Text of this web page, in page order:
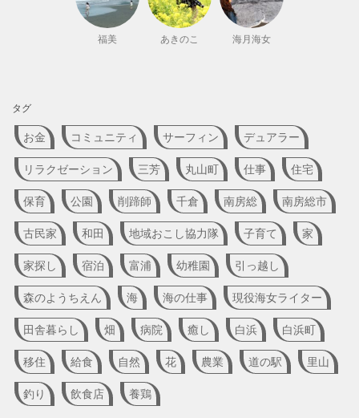
福美 あきのこ 海月海女
タグ
お金 コミュニティ サーフィン デュアラー
リラクゼーション 三芳 丸山町 仕事 住宅
保育 公園 削蹄師 千倉 南房総 南房総市
古民家 和田 地域おこし協力隊 子育て 家
家探し 宿泊 富浦 幼稚園 引っ越し
森のようちえん 海 海の仕事 現役海女ライター
田舎暮らし 畑 病院 癒し 白浜 白浜町
移住 給食 自然 花 農業 道の駅 里山
釣り 飲食店 養鶏